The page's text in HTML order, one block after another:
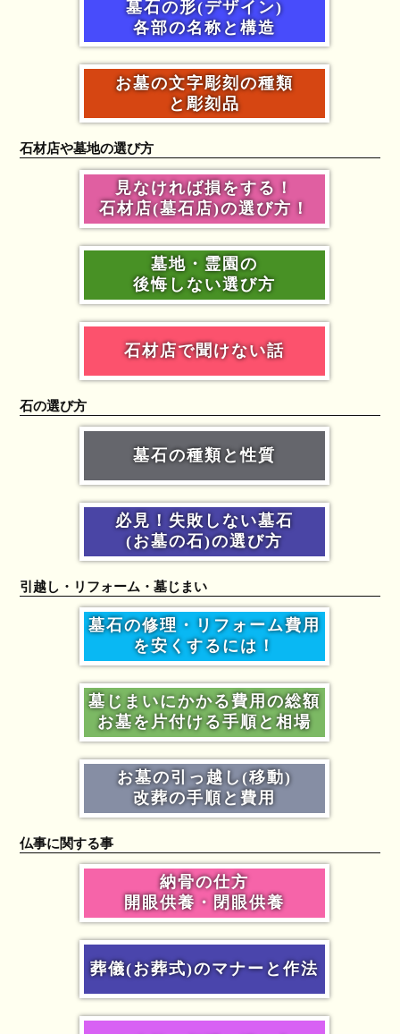
墓石の形(デザイン)
各部の名称と構造
お墓の文字彫刻の種類
と彫刻品
石材店や墓地の選び方
見なければ損をする！
石材店(墓石店)の選び方！
墓地・霊園の
後悔しない選び方
石材店で聞けない話
石の選び方
墓石の種類と性質
必見！失敗しない墓石
(お墓の石)の選び方
引越し・リフォーム・墓じまい
墓石の修理・リフォーム費用
を安くするには！
墓じまいにかかる費用の総額
お墓を片付ける手順と相場
お墓の引っ越し(移動)
改葬の手順と費用
仏事に関する事
納骨の仕方
開眼供養・閉眼供養
葬儀(お葬式)のマナーと作法